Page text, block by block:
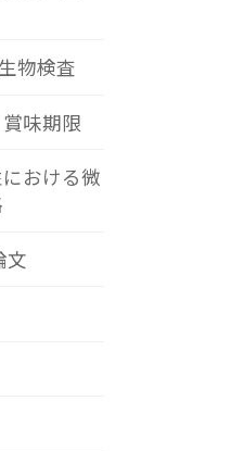
物検査
味期限
おける微
文